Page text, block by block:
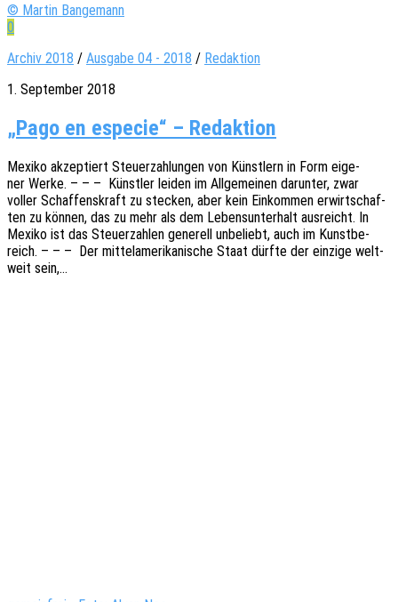
© Martin Bangemann
0
Archiv 2018 / Ausgabe 04 - 2018 / Redaktion
1. September 2018
„Pago en especie“ – Redaktion
Mexiko akzep­tiert Steu­er­zah­lun­gen von Künst­lern in Form eige­
ner Werke. – – – Künst­ler leiden im Allge­mei­nen darun­ter, zwar
voller Schaf­fens­kraft zu stecken, aber kein Einkom­men erwirt­schaf­
ten zu können, das zu mehr als dem Lebens­un­ter­halt ausreicht. In
Mexiko ist das Steu­er­zah­len gene­rell unbe­liebt, auch im Kunst­be­
reich. – – – Der mittel­ame­ri­ka­ni­sche Staat dürfte der einzi­ge welt­
weit sein,…